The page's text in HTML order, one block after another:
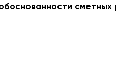
сметных